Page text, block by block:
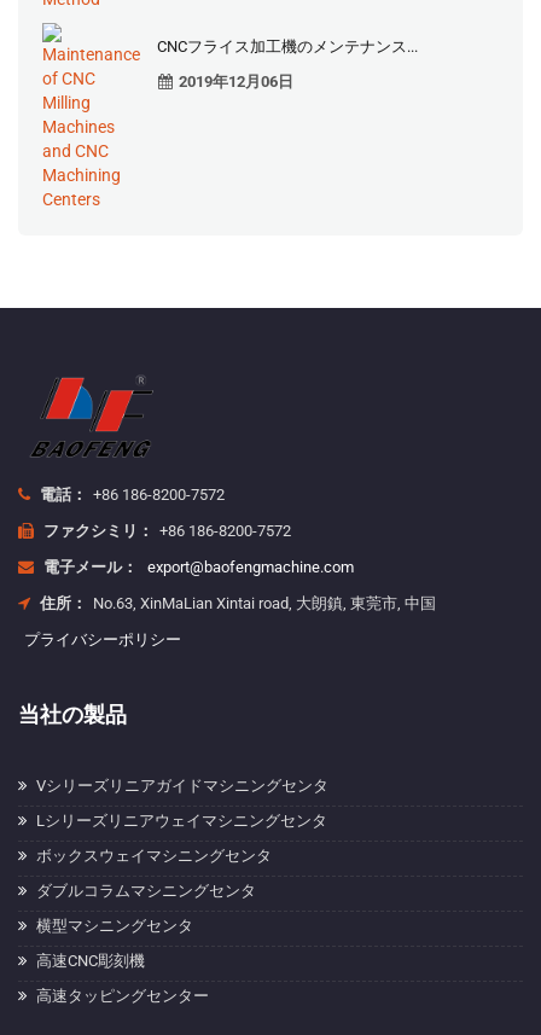
CNCフライス加工機のメンテナンス...
2019年12月06日
電話：
+86 186-8200-7572
ファクシミリ：
+86 186-8200-7572
電子メール：
export@baofengmachine.com
住所：
No.63, XinMaLian Xintai road, 大朗鎮, 東莞市, 中国
プライバシーポリシー
当社の製品
Vシリーズリニアガイドマシニングセンタ
Lシリーズリニアウェイマシニングセンタ
ボックスウェイマシニングセンタ
ダブルコラムマシニングセンタ
横型マシニングセンタ
高速CNC彫刻機
高速タッピングセンター